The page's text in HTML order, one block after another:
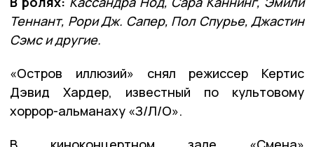
Теннант, Рори Дж. Сапер, Пол Спурье, Джастин
Сэмс и другие.
«Остров иллюзий» снял режиссер Кертис
Дэвид Хардер, известный по культовому
хоррор-альманаху «З/Л/О».